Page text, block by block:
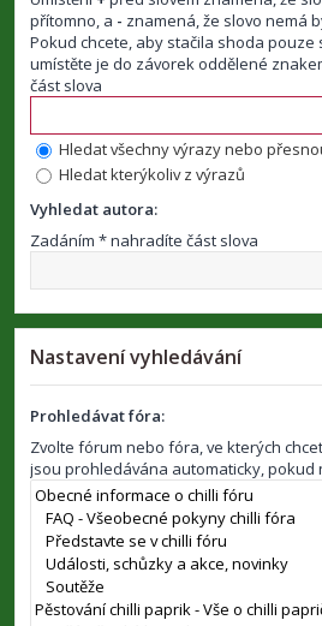
přítomno, a - znamená, že slovo nemá
Pokud chcete, aby stačila shoda pouze
umístěte je do závorek oddělené
část slova
Hledat všechny výrazy nebo
Hledat kterýkoliv z výrazů
Vyhledat autora:
Zadáním * nahradíte část slova
Nastavení vyhledávání
Prohledávat fóra:
Zvolte fórum nebo fóra, ve kterých
jsou prohledávána automaticky, pokud